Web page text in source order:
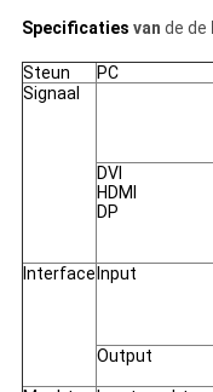
Specificaties van de de
Steun PC
Signaal
DVI
HDMI
DP
Interface Input
Output